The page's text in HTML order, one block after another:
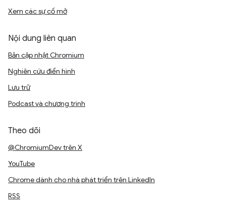
Xem các sự cố mở
Nội dung liên quan
Bản cập nhật Chromium
Nghiên cứu điển hình
Lưu trữ
Podcast và chương trình
Theo dõi
@ChromiumDev trên X
YouTube
Chrome dành cho nhà phát triển trên LinkedIn
RSS